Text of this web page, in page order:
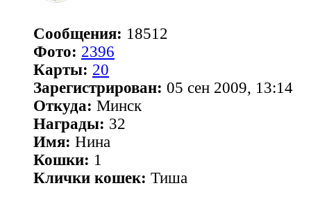
Сообщения: 18512
Фото: 2396
Карты: 20
Зарегистрирован: 05 сен 2009, 13:14
Откуда: Минск
Награды: 32
Имя: Нина
Кошки: 1
Клички кошек: Тиша